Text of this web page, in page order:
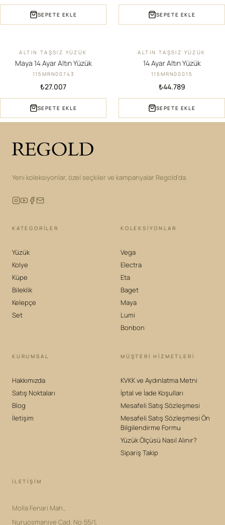
SEPETE EKLE SEPETE EKLE
YENI
ALTIN TAŞSIZ YÜZÜK
Maya 14 Ayar Altın Yüzük
115MRN00743
₺27.007
SEPETE EKLE
YENI
ALTIN TAŞSIZ YÜZÜK
14 Ayar Altın Yüzük
115MRN00015
₺44.789
SEPETE EKLE
Yeni koleksiyonlar, özel seçkiler ve kampanyalar Regold'da.
KATEGORILER
Yüzük
Kolye
Küpe
Bileklik
Kelepçe
Set
KOLEKSIYONLAR
Vega
Electra
Eta
Baget
Maya
Lumi
Bonbon
KURUMSAL
Hakkımızda
Satış Noktaları
Blog
İletişim
MÜŞTERİ HİZMETLERİ
KVKK ve Aydınlatma Metni
İptal ve İade Koşulları
Mesafeli Satış Sözleşmesi
Mesafeli Satış Sözleşmesi Ön
Bilgilendirme Formu
Yüzük Ölçüsü Nasıl Alınır?
Sipariş Takip
İLETIŞIM
Molla Fenari Mah.,
Nuruosmaniye Cad. No:55/1,